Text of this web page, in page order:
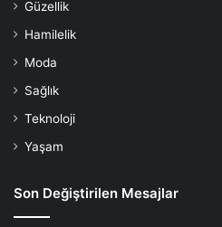
Güzellik
Hamilelik
Moda
Sağlık
Teknoloji
Yaşam
Son Değiştirilen Mesajlar